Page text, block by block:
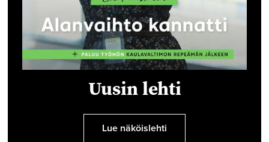
Uusin lehti
Lue näköislehti